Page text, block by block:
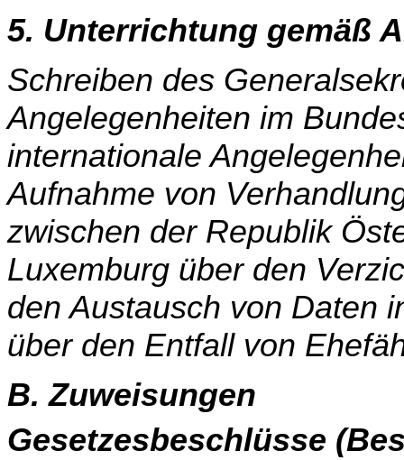
5. Unterrichtung gemäß
Schreiben des
Angelegenheiten im
internationale
Auf­nahme von
zwischen der Republik
Luxemburg über den
den Aus­tausch von Daten
über den Entfall von
B. Zuweisungen
Gesetzesbeschlüsse